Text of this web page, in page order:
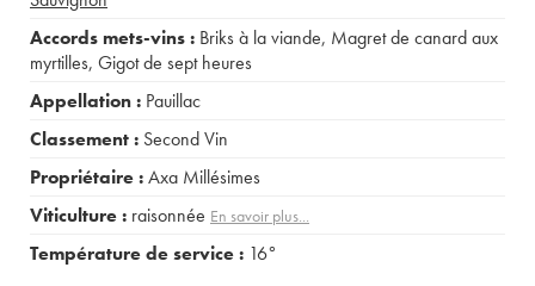
Accords mets-vins : Briks à la viande, Magret de canard aux
myrtilles, Gigot de sept heures
Appellation : Pauillac
Classement : Second Vin
Propriétaire :Axa Millésimes
Viticulture : raisonnée En savoir plus...
Température de service : 16°